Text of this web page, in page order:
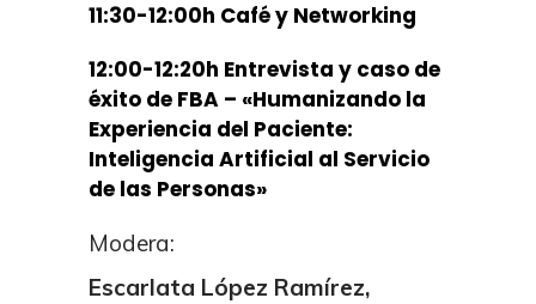
11:30-12:00h Café y Networking
12:00-12:20h Entrevista y caso de
éxito de FBA – «Humanizando la
Experiencia del Paciente:
Inteligencia Artificial al Servicio
de las Personas»
Modera:
Escarlata López Ramírez,